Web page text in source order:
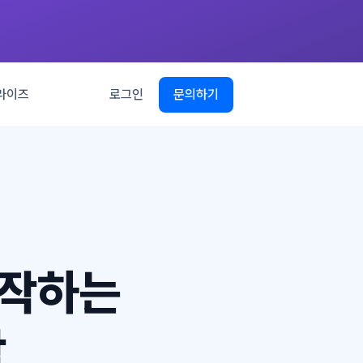
이즈 로그인 문의하기
하는